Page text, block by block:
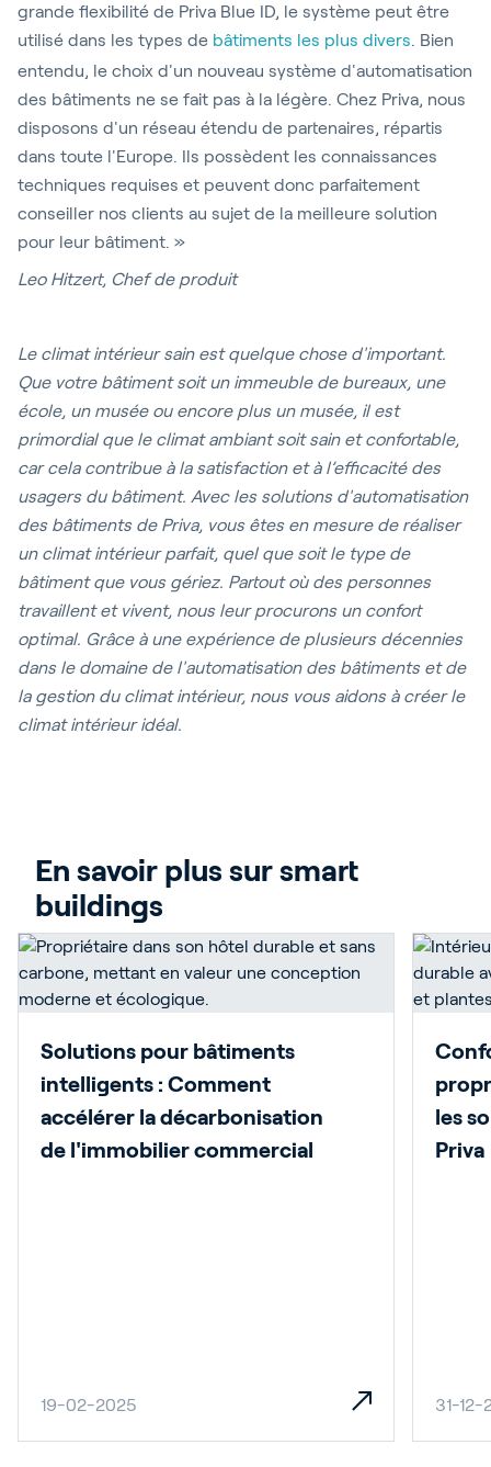
grande flexibilité de Priva Blue ID, le système peut être
utilisé dans les types de bâtiments les plus divers . Bien
entendu, le choix d'un nouveau système d'automatisation
des bâtiments ne se fait pas à la légère. Chez Priva, nous
disposons d'un réseau étendu de partenaires, répartis
dans toute l'Europe. Ils possèdent les connaissances
techniques requises et peuvent donc parfaitement
conseiller nos clients au sujet de la meilleure solution
pour leur bâtiment. »
Leo Hitzert, Chef de produit
Le climat intérieur sain est quelque chose d'important.
Que votre bâtiment soit un immeuble de bureaux, une
école, un musée ou encore plus un musée, il est
primordial que le climat ambiant soit sain et confortable,
car cela contribue à la satisfaction et à l’efficacité des
usagers du bâtiment. Avec les solutions d'automatisation
des bâtiments de Priva, vous êtes en mesure de réaliser
un climat intérieur parfait, quel que soit le type de
bâtiment que vous gériez. Partout où des personnes
travaillent et vivent, nous leur procurons un confort
optimal. Grâce à une expérience de plusieurs décennies
dans le domaine de l'automatisation des bâtiments et de
la gestion du climat intérieur, nous vous aidons à créer le
climat intérieur idéal.
En savoir plus sur smart
buildings
Solutions pour bâtiments
intelligents : Comment
accélérer la décarbonisation
de l'immobilier commercial
19-02-2025
les
Priva
31-12-